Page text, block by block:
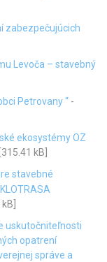
zabezpečujúcich
Levoča – stavebný
Petrovany “ -
ekosystémy OZ
kB]
stavebné
uskutočniteľnosti
opatrení
správe a